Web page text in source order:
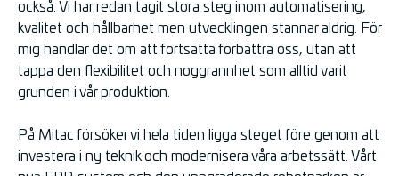
också. Vi har redan tagit stora steg inom automatisering,
kvalitet och hållbarhet men utvecklingen stannar aldrig. För
mig handlar det om att fortsätta förbättra oss, utan att
tappa den flexibilitet och noggrannhet som alltid varit
grunden i vår produktion.
På Mitac försöker vi hela tiden ligga steget före genom att
investera i ny teknik och modernisera våra arbetssätt. Vårt